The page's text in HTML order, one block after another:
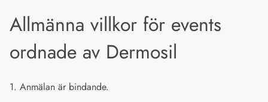
Allmänna villkor för events
ordnade av Dermosil
1. Anmälan är bindande.